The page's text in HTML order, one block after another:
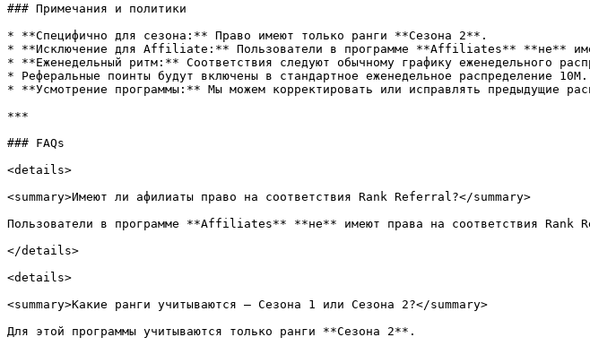
### Примечания и политики
* **Специфично для сезона:** Право имеют только ранги **Сезона 2**.
* **Исключение для Affiliate:** Пользователи в программе **Affiliates** **не**
* **Еженедельный ритм:** Соответствия следуют обычному графику еженедельного
* Реферальные поинты будут включены в стандартное еженедельное распределение 10M.
* **Усмотрение программы:** Мы можем корректировать или исправлять предыдущие
***
### FAQs
<details>
<summary>Имеют ли афилиаты право на соответствия Rank Referral?</summary>
Пользователи в программе **Affiliates** **не** имеют права на соответствия Rank
</details>
<details>
<summary>Какие ранги учитываются — Сезона 1 или Сезона 2?</summary>
Для этой программы учитываются только ранги **Сезона 2**.